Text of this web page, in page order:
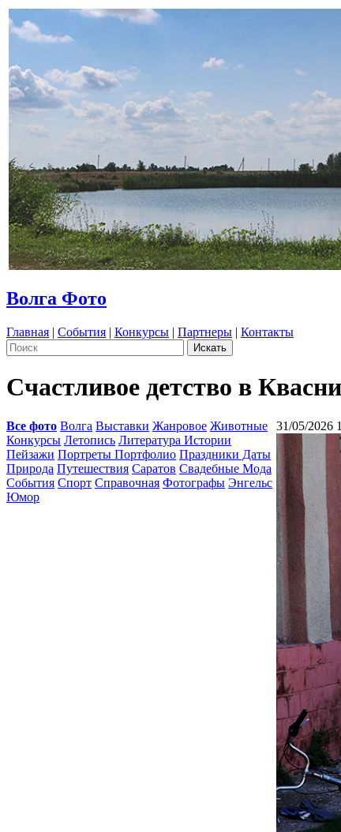
Волга Фото
Главная | События | Конкурсы | Партнеры | Контакты
Счастливое детство в
Все фото Волга Выставки Жанровое Животные
Конкурсы Летопись Литература Истории
Пейзажи Портреты Портфолио Праздники Даты
Природа Путешествия Саратов Свадебные Мода
События Спорт Справочная Фотографы Энгельс
Юмор
31/05/2026